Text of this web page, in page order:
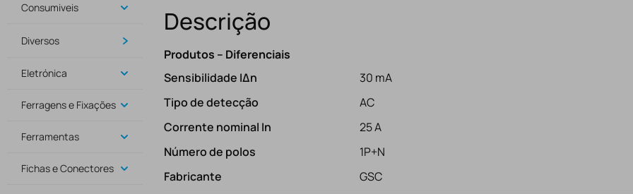
Consumiveis
Diversos
Eletrónica
Ferragens e Fixações
Ferramentas
Fichas e Conectores
Descrição
Produtos – Diferenciais
Sensibilidade IΔn
30 mA
Tipo de detecção
AC
Corrente nominal In
25 A
Número de polos
1P+N
Fabricante
GSC